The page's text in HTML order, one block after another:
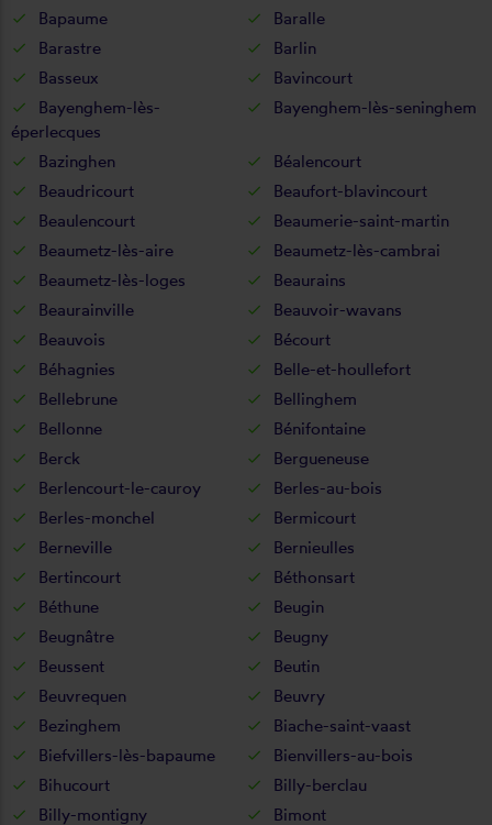
Bapaume
Baralle
Barastre
Barlin
Basseux
Bavincourt
Bayenghem-lès-
éperlecques
Bayenghem-lès-seninghem
Bazinghen
Béalencourt
Beaudricourt
Beaufort-blavincourt
Beaulencourt
Beaumerie-saint-martin
Beaumetz-lès-aire
Beaumetz-lès-cambrai
Beaumetz-lès-loges
Beaurains
Beaurainville
Beauvoir-wavans
Beauvois
Bécourt
Béhagnies
Belle-et-houllefort
Bellebrune
Bellinghem
Bellonne
Bénifontaine
Berck
Bergueneuse
Berlencourt-le-cauroy
Berles-au-bois
Berles-monchel
Bermicourt
Berneville
Bernieulles
Bertincourt
Béthonsart
Béthune
Beugin
Beugnâtre
Beugny
Beussent
Beutin
Beuvrequen
Beuvry
Bezinghem
Biache-saint-vaast
Biefvillers-lès-bapaume
Bienvillers-au-bois
Bihucourt
Billy-berclau
Billy-montigny
Bimont